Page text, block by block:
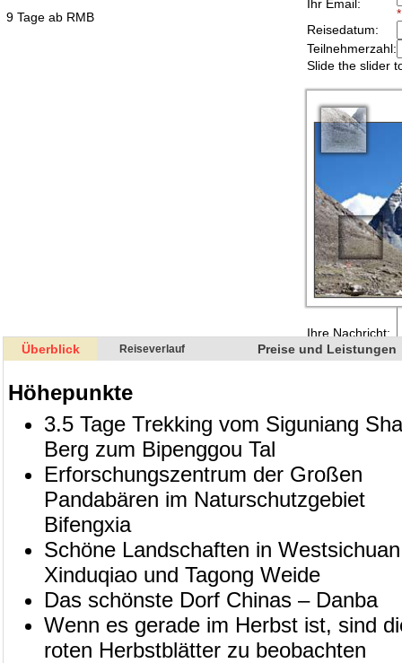
9 Tage ab RMB
Überblick Reiseverlauf Preise und Leistungen
Höhepunkte
3.5 Tage Trekking vom Siguniang
Berg zum Bipenggou Tal
Erforschungszentrum der Großen
Pandabären im Naturschutzgebiet
Bifengxia
Schöne Landschaften in
Xinduqiao und Tagong Weide
Das schönste Dorf Chinas – Danba
Wenn es gerade im Herbst ist, sind
roten Herbstblätter zu beobachten